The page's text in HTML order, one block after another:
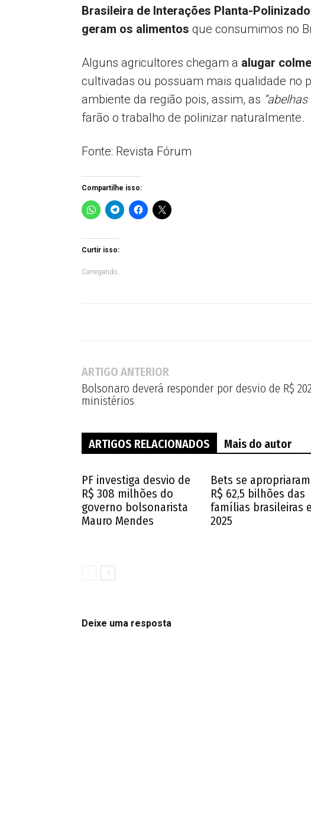
Brasileira de Interações Planta-
geram os alimentos que consumimos no
Alguns agricultores chegam a alugar
cultivadas ou possuam mais qualidade no
ambiente da região pois, assim, as
farão o trabalho de polinizar naturalmente.
Fonte: Revista Fórum
Compartilhe isso:
Curtir isso:
Carregando...
ARTIGO ANTERIOR
Bolsonaro deverá responder por desvio de R$
ministérios
ARTIGOS RELACIONADOS Mais do autor
PF investiga desvio de
R$ 308 milhões do
governo bolsonarista
Mauro Mendes
Bets se
R$ 62,5 bilhões das
famílias brasileiras
2025
Deixe uma resposta